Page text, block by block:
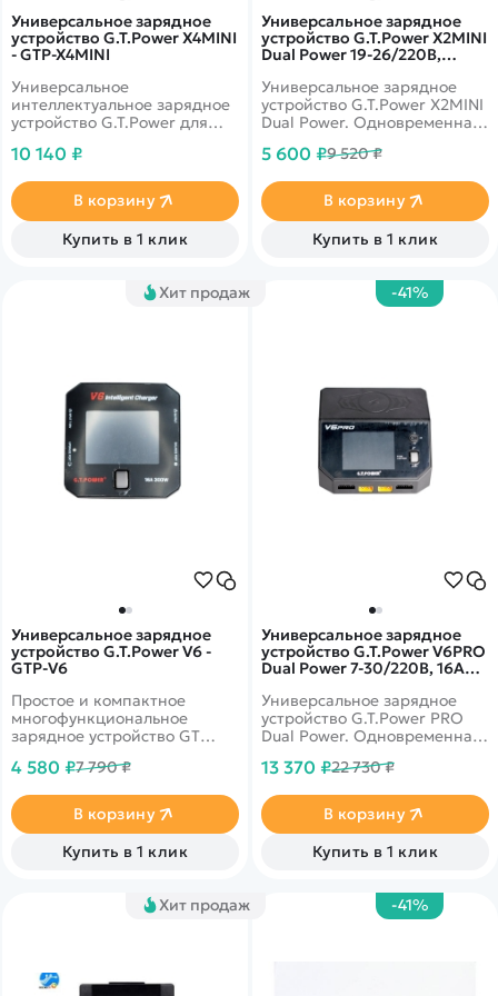
Универсальное зарядное
устройство G.T.Power X4MINI
- GTP-X4MINI
Универсальное
интеллектуальное зарядное
устройство G.T.Power для
LiPo/LiFe/LiIon/LiHv, Pb
четырьмя индивидуальными
схемами, позволяющими
одновременно заряжать 4
батареи независимо от типа
10 140 ₽
В корзину
Купить в 1 клик
Универсальное зарядное
устройство G.T.Power X2MINI
Dual Power 19-26/220В,
Универсальное зарядное
устройство G.T.Power X2MINI
Dual Power. Одновременная
батарей. Встроенный блок
5 600 ₽9 520 ₽
В корзину
Купить в 1 клик
Хит продаж
Универсальное зарядное
устройство G.T.Power V6 -
GTP-V6
Простое и компактное
многофункциональное
зарядное устройство GT
(JST-XH) до 6S LiPo.
4 580 ₽7 790 ₽
В корзину
Купить в 1 клик
-41%
Универсальное зарядное
устройство G.T.Power V6PRO
Dual Power 7-30/220В, 16Aх2,
V6PRO
Универсальное зарядное
устройство G.T.Power PRO
Dual Power. Одновременная
батарей. Имеет порт USB,
зарядки мобильных
телефонов. Множественная
защита. Имеется
возможность беспроводной
13 370 ₽22 730 ₽
В корзину
Купить в 1 клик
Хит продаж -41%